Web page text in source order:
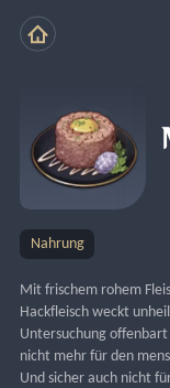
Nahrung
Mit frischem rohem
Hackfleisch weckt
Untersuchung offenbart
nicht mehr für den
Und sicher auch nicht